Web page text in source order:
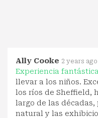
Ally Cooke 2 years ago
Experiencia
llevar a los niños.
los ríos de Sheffield,
largo de las
natural y las